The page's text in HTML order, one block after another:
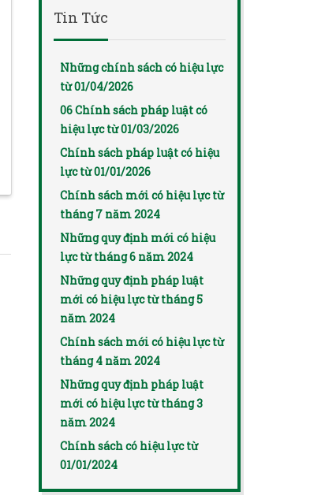
Tin Tức
Những chính sách có hiệu lực
từ 01/04/2026
06 Chính sách pháp luật có
hiệu lực từ 01/03/2026
Chính sách pháp luật có hiệu
lực từ 01/01/2026
Chính sách mới có hiệu lực từ
tháng 7 năm 2024
Những quy định mới có hiệu
lực từ tháng 6 năm 2024
Những quy định pháp luật
mới có hiệu lực từ tháng 5
năm 2024
Chính sách mới có hiệu lực từ
tháng 4 năm 2024
Những quy định pháp luật
mới có hiệu lực từ tháng 3
năm 2024
Chính sách có hiệu lực từ
01/01/2024